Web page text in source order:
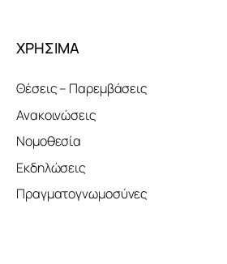
ΧΡΗΣΙΜΑ
Θέσεις – Παρεμβάσεις
Ανακοινώσεις
Νομοθεσία
Εκδηλώσεις
Πραγματογνωμοσύνες